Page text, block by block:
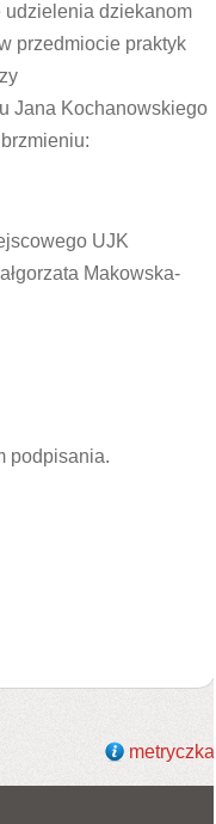
udzielenia dziekanom
przedmiocie praktyk
Jana Kochanowskiego
UJK
Makowska-
podpisania.
metryczka